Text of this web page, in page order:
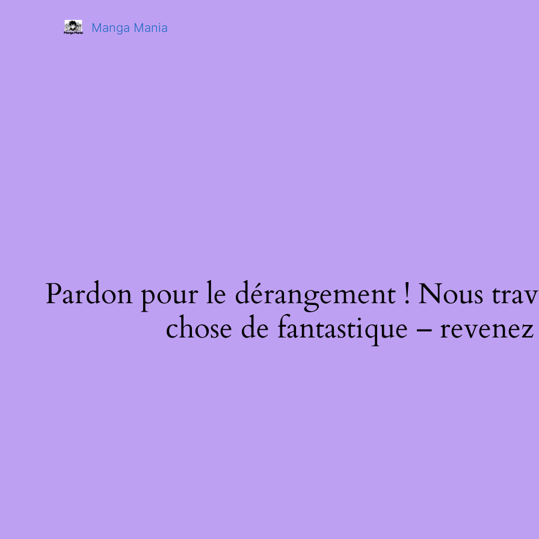
Manga Mania
Pardon pour le dérangement ! Nous
chose de fantastique –